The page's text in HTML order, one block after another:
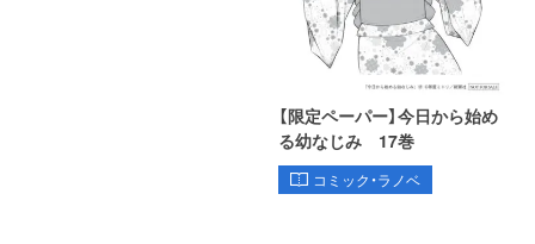
【限定ペーパー】今日から始め
る幼なじみ 17巻
コミック・ラノベ